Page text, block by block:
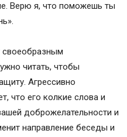
Верю я, что поможешь ты
своеобразным
читать, чтобы
Агрессивно
что его колкие слова и
доброжелательности и
направление беседы и